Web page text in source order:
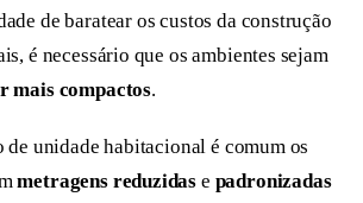
de baratear os custos da construção
é necessário que os ambientes sejam
mais compactos.
de unidade habitacional é comum os
metragens reduzidas e padronizadas